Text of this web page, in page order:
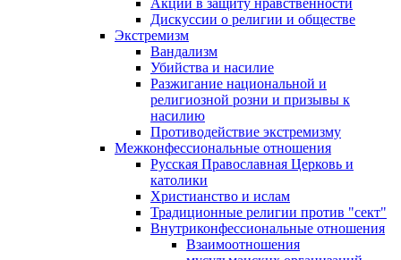
Акции в защиту нравственности
Дискуссии о религии и обществе
Экстремизм
Вандализм
Убийства и насилие
Разжигание национальной и
религиозной розни и призывы к
насилию
Противодействие экстремизму
Межконфессиональные отношения
Русская Православная Церковь и
католики
Христианство и ислам
Традиционные религии против "сект"
Внутриконфессиональные отношения
Взаимоотношения